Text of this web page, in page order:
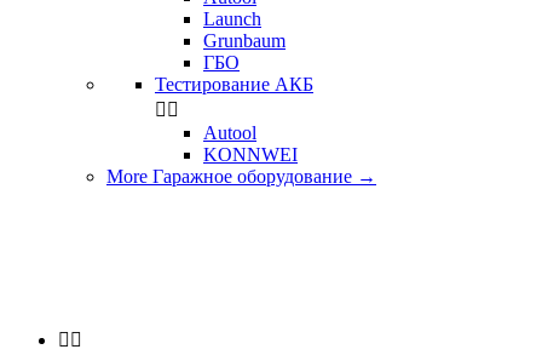
Launch
Grunbaum
ГБО
Тестирование АКБ
 
Autool
KONNWEI
More Гаражное оборудование →
 